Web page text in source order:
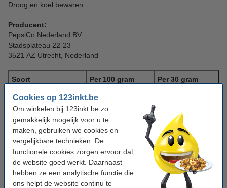
Cookies op 123inkt.be
Om winkelen bij 123inkt.be zo
gemakkelijk mogelijk voor u te
maken, gebruiken we cookies en
vergelijkbare technieken. De
functionele cookies zorgen ervoor dat
de website goed werkt. Daarnaast
hebben ze een analytische functie die
ons helpt de website continu te
Droog en koel bewaren.
Producent:
PepsiCo Nederland BV
Stadsplateau 22-23
3521 AZ Utrecht, Nederland
Soort Per 100 gram
Per 30 gram
Energie
2167 kJ (519 kcal)
Vet
31 g
- waarvan verzadigd
3,1 g
0,9 g
Koolhydraten
55 g
16 g
- waarvan suikers
6,3 g
1,9 g
Vezels
0,7 g
<0,5 g